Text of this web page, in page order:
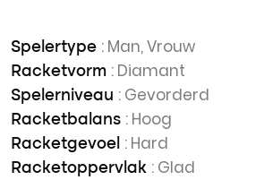
Spelertype : Man, Vrouw
Racketvorm : Diamant
Spelerniveau : Gevorderd
Racketbalans : Hoog
Racketgevoel : Hard
Racketoppervlak : Glad